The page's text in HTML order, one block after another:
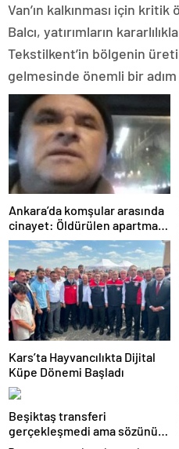
Van’ın kalkınması için kritik
Balcı, yatırımların
Tekstilkent’in bölgenin
gelmesinde önemli bir
Ankara’da komşular arasında
cinayet: Öldürülen apartman
yöneticisi son yolculuğuna
uğurlandı
Kars’ta Hayvancılıkta Dijital
Küpe Dönemi Başladı
Beşiktaş transferi
gerçekleşmedi ama sözünü
tuttu: 500 kilo karpuz dağıttı